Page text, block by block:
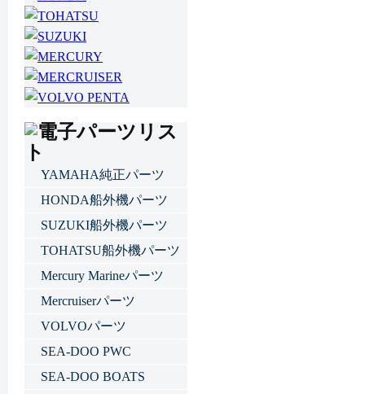
YAMAHA純正パーツ
HONDA船外機パーツ
SUZUKI船外機パーツ
TOHATSU船外機パーツ
Mercury Marineパーツ
Mercruiserパーツ
VOLVOパーツ
SEA-DOO PWC
SEA-DOO BOATS